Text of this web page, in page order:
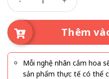
Thêm
Mỗi nghệ nhân cắm hoa
sản phẩm thực tế có thể